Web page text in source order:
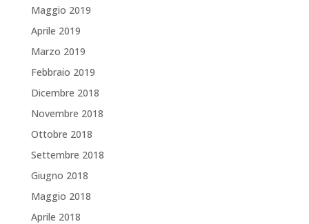
Maggio 2019
Aprile 2019
Marzo 2019
Febbraio 2019
Dicembre 2018
Novembre 2018
Ottobre 2018
Settembre 2018
Giugno 2018
Maggio 2018
Aprile 2018